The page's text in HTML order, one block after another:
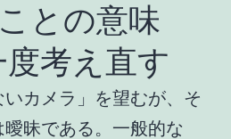
との意味
考え直す
カメラ」を望むが、そ
昧である。一般的な